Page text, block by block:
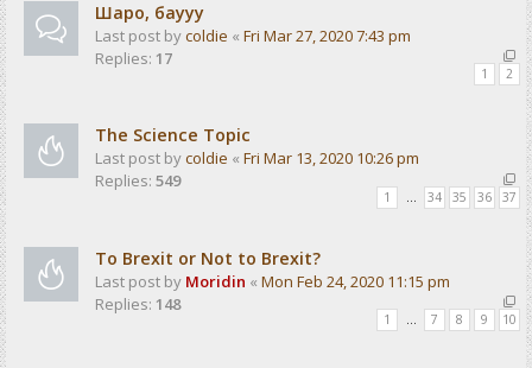
Шаро, баууу
Last post bycoldie « Fri Mar 27, 2020 7:43 pm
Replies: 17
1 2
The Science Topic
Last post bycoldie « Fri Mar 13, 2020 10:26 pm
Replies: 549
1 34 35 36 37
To Brexit or Not to Brexit?
Last post by Moridin « Mon Feb 24, 2020 11:15 pm
Replies: 148
1 … 7 8 9 10